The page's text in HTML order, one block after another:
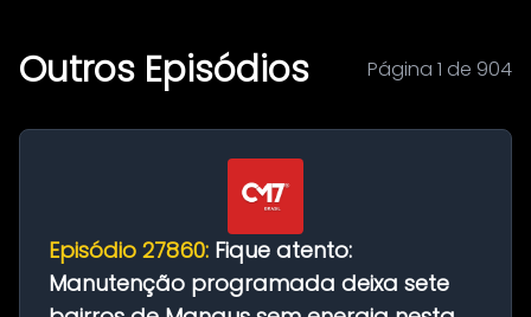
Outros Episódios Página 1 de 904
Episódio 27860: Fique atento:
Manutenção programada deixa sete